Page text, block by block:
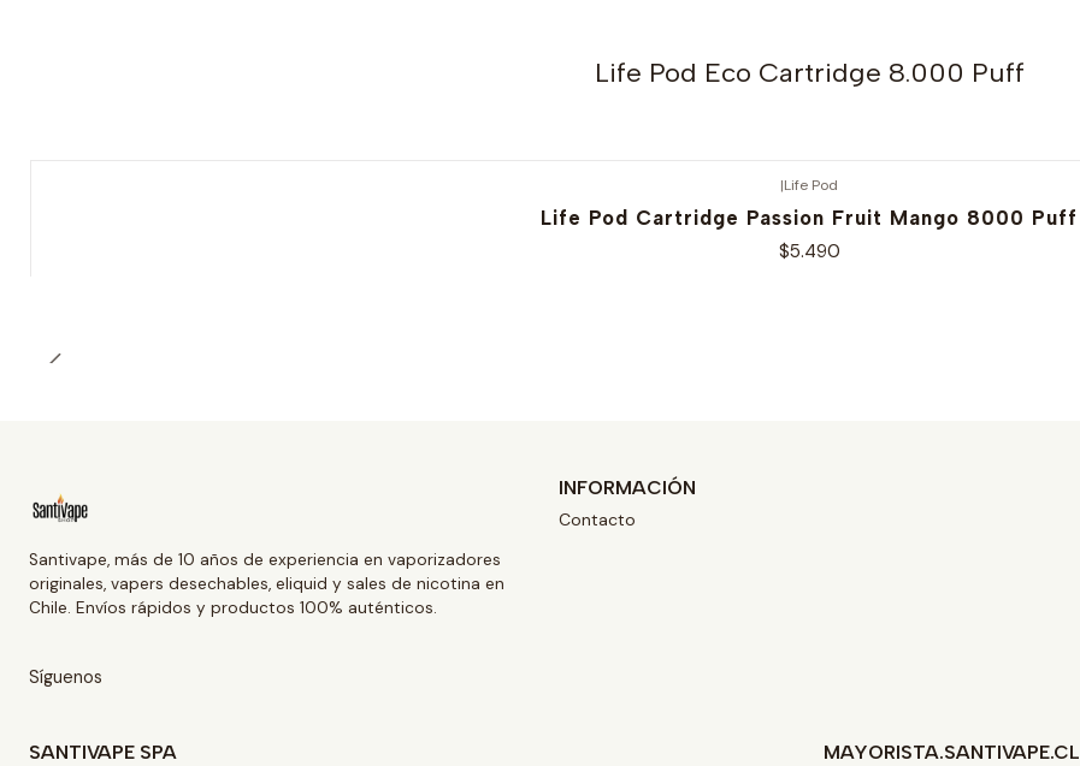
Life Pod Eco Cartridge 8.000 Puff
|Life Pod
Life Pod Cartridge Passion Fruit Mango 8000 Puff
$5.490
Santivape, más de 10 años de experiencia en vaporizadores
originales, vapers desechables, eliquid y sales de nicotina en
Chile. Envíos rápidos y productos 100% auténticos.
Síguenos
INFORMACIÓN
Contacto
SANTIVAPE SPA MAYORISTA.SANTIVAPE.CL